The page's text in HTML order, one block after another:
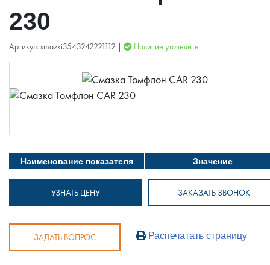
230
Артикул: smazki3543242221112 | Наличие уточняйте
Наименование показателя Значение
УЗНАТЬ ЦЕНУ ЗАКАЗАТЬ ЗВОНОК
ЗАДАТЬ ВОПРОС Распечатать страницу